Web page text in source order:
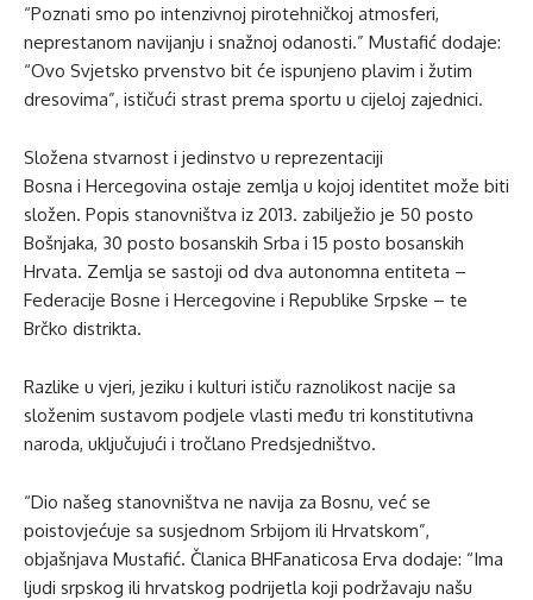
“Poznati smo po intenzivnoj pirotehničkoj atmosferi,
neprestanom navijanju i snažnoj odanosti.” Mustafić dodaje:
“Ovo Svjetsko prvenstvo bit će ispunjeno plavim i žutim
dresovima”, ističući strast prema sportu u cijeloj zajednici.
Složena stvarnost i jedinstvo u reprezentaciji
Bosna i Hercegovina ostaje zemlja u kojoj identitet može biti
složen. Popis stanovništva iz 2013. zabilježio je 50 posto
Bošnjaka, 30 posto bosanskih Srba i 15 posto bosanskih
Hrvata. Zemlja se sastoji od dva autonomna entiteta –
Federacije Bosne i Hercegovine i Republike Srpske – te
Brčko distrikta.
Razlike u vjeri, jeziku i kulturi ističu raznolikost nacije sa
složenim sustavom podjele vlasti među tri konstitutivna
naroda, uključujući i tročlano Predsjedništvo.
“Dio našeg stanovništva ne navija za Bosnu, već se
poistovjećuje sa susjednom Srbijom ili Hrvatskom”,
objašnjava Mustafić. Članica BHFanaticosa Erva dodaje: “Ima
ljudi srpskog ili hrvatskog podrijetla koji podržavaju našu